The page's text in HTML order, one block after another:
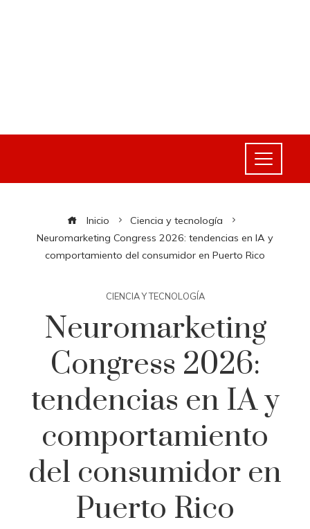
Inicio
Ciencia y tecnología
Neuromarketing Congress 2026: tendencias en IA y
comportamiento del consumidor en Puerto Rico
CIENCIA Y TECNOLOGÍA
Neuromarketing
Congress 2026:
tendencias en IA y
comportamiento
del consumidor en
Puerto Rico